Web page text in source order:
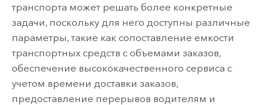
транспорта может решать более конкретные
задачи, поскольку для него доступны различные
параметры, такие как сопоставление емкости
транспортных средств с объемами заказов,
обеспечение высококачественного сервиса с
учетом времени доставки заказов,
предоставление перерывов водителям и